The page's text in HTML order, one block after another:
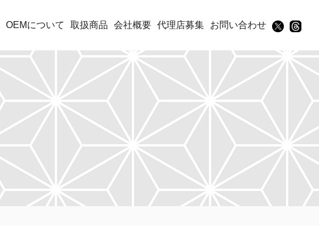
OEMについて 取扱商品 会社概要 代理店募集 お問い合わせ